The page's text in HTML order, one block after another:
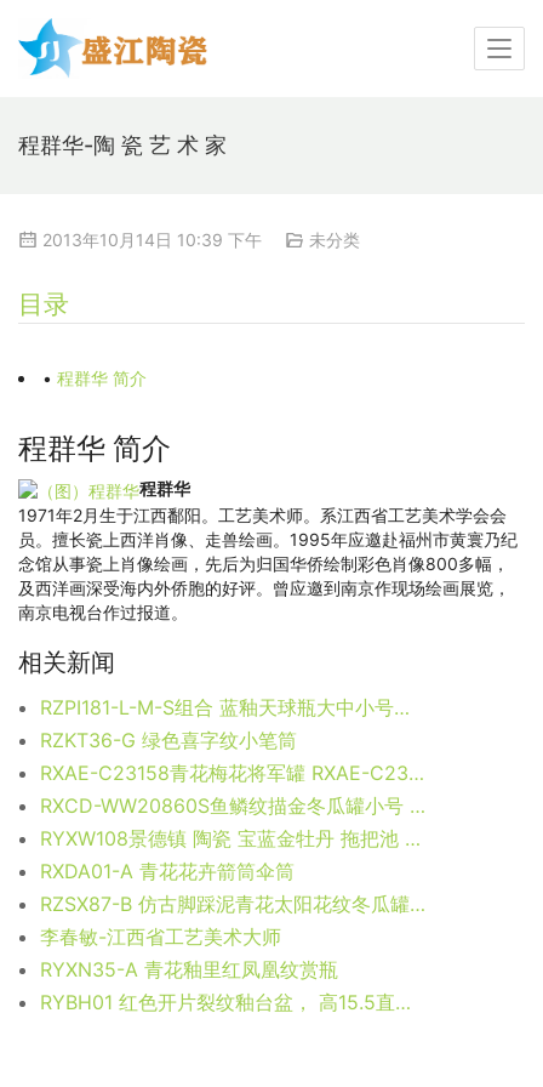
程群华-陶 瓷 艺 术 家
2013年10月14日 10:39 下午 未分类
目录
• 程群华 简介
程群华 简介
程群华
1971年2月生于江西鄱阳。工艺美术师。系江西省工艺美术学会会
员。擅长瓷上西洋肖像、走兽绘画。1995年应邀赴福州市黄寰乃纪
念馆从事瓷上肖像绘画，先后为归国华侨绘制彩色肖像800多幅，
及西洋画深受海内外侨胞的好评。曾应邀到南京作现场绘画展览，
南京电视台作过报道。
相关新闻
RZPI181-L-M-S组合 蓝釉天球瓶大中小号组合
RZKT36-G 绿色喜字纹小笔筒
RXAE-C23158青花梅花将军罐 RXAE-C23159青花梅花西瓜罐 RXAE-C23160青花梅花盖罐 RXAE-C23161青花梅花四方花口花瓶
RXCD-WW20860S鱼鳞纹描金冬瓜罐小号 RXCD-WW20860M鱼鳞纹描金冬瓜罐中号 RXCD-WW20860L鱼鳞纹描金冬瓜罐大号 RXCD-WW20861L鱼鳞纹描金平顶罐大号
RYXW108景德镇 陶瓷 宝蓝金牡丹 拖把池 家居工艺摆设
RXDA01-A 青花花卉箭筒伞筒
RZSX87-B 仿古脚踩泥青花太阳花纹冬瓜罐 高30直径26底径12.5重量3.8KG
李春敏-江西省工艺美术大师
RYXN35-A 青花釉里红凤凰纹赏瓶
RYBH01 红色开片裂纹釉台盆， 高15.5直径41口径底径重量8.45KG